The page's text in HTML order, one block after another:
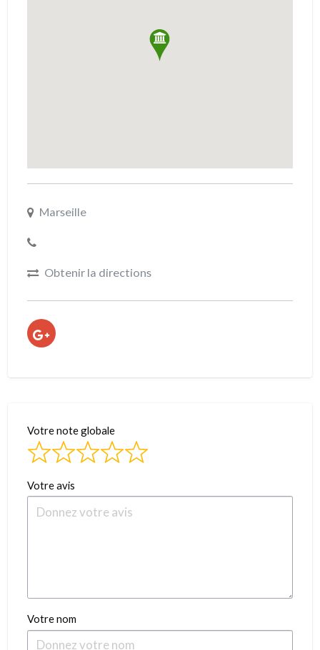
Marseille
Obtenir la directions
Votre note globale
Votre avis
Votre nom